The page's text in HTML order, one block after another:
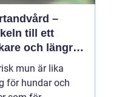
–
till ett
och längre
hund och katt
mun är lika
för hundar och